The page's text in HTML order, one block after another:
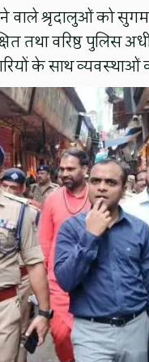
वाले श्रृदालुओं को
तथा वरिष्ठ पुलिस
के साथ व्यवस्थाओं